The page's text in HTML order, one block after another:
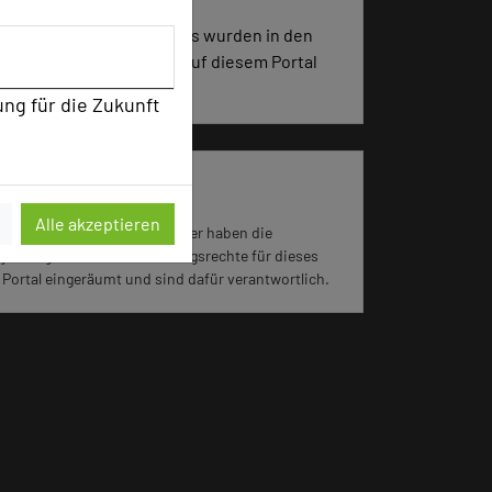
für die Zukunft
Alle akzeptieren
3785 Seiten dieses Hotels wurden in den
vergangenen 30 Tagen auf diesem Portal
aufgerufen.
Impressum zum Hotel
Für die Verwendung der Bilder haben die
jeweiligen Hotels die Nutzungsrechte für dieses
Portal eingeräumt und sind dafür verantwortlich.